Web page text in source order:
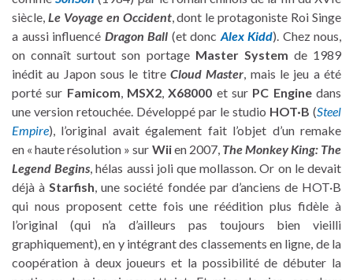
siècle, Le Voyage en Occident, dont le protagoniste Roi Singe
a aussi influencé Dragon Ball (et donc Alex Kidd). Chez nous,
on connaît surtout son portageMaster System de 1989
inédit au Japon sous le titre Cloud Master, mais le jeu a été
porté sur Famicom, MSX2,X68000 et sur PC Enginedans
une version retouchée. Développé par le studio HOT·B (Steel
Empire), l’original avait également fait l’objet d’un remake
en « haute résolution » sur Wiien 2007, The Monkey King: The
Legend Begins, hélas aussi joli que mollasson. Or on le devait
déjà àStarfish, une société fondée par d’anciens de HOT·B
qui nous proposent cette fois une réédition plus fidèle à
l’original (qui n’a d’ailleurs pas toujours bien vieilli
graphiquement), en y intégrant des classements en ligne, de la
coopération à deux joueurs et la possibilité de débuter la